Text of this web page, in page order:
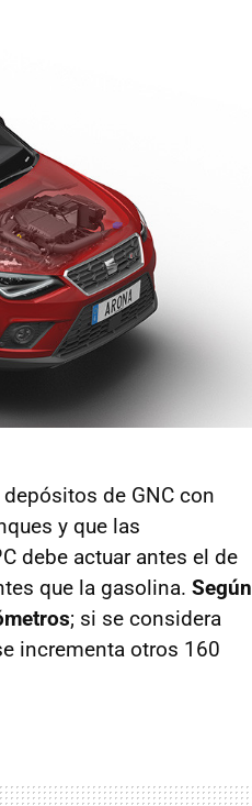
de GNC con
y que las
debe actuar antes el de
que la gasolina. Según
; si se considera
incrementa otros 160